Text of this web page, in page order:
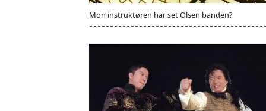
Mon instruktøren har set Olsen banden?